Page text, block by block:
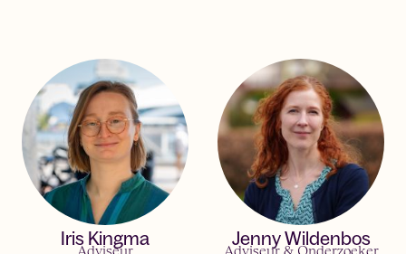
Iris Kingma Jenny Wildenbos